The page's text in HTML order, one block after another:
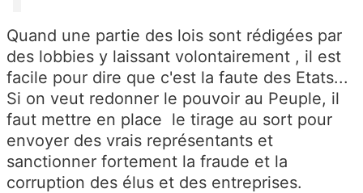
Quand une partie des lois sont rédigées par
des lobbies y laissant volontairement , il est
facile pour dire que c'est la faute des Etats...
Si on veut redonner le pouvoir au Peuple, il
faut mettre en place le tirage au sort pour
envoyer des vrais représentants et
sanctionner fortement la fraude et la
corruption des élus et des entreprises.